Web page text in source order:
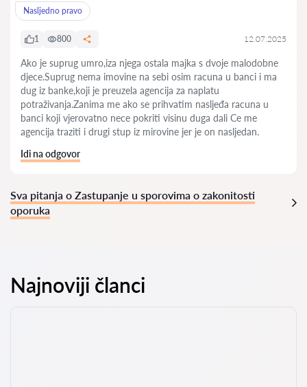
Nasljedno pravo
1 800 12.07.2025
Ako je suprug umro,iza njega ostala majka s dvoje malodobne
djece.Suprug nema imovine na sebi osim racuna u banci i ma
dug iz banke,koji je preuzela agencija za naplatu
potraživanja.Zanima me ako se prihvatim nasljeđa racuna u
banci koji vjerovatno nece pokriti visinu duga dali Ce me
agencija traziti i drugi stup iz mirovine jer je on nasljedan.
Idi na odgovor
Sva pitanja o Zastupanje u sporovima o zakonitosti
oporuka
Najnoviji članci